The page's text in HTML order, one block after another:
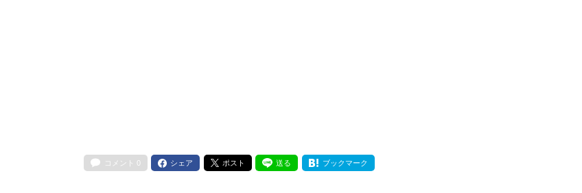
コメント 0 シェア ポスト 送る ブックマーク